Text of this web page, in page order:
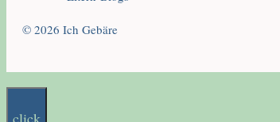
© 2026 Ich Gebäre
click